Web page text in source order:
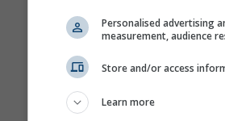
Personalised advertising
measurement, audience
Store and/or access
Learn more